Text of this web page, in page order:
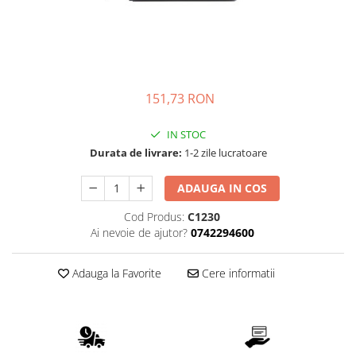
Stabilizatoare tensiune
Piese schimb espressoare
Accesorii si intretinere
Curatare
151,73 RON
IN STOC
Durata de livrare: 1-2 zile lucratoare
ADAUGA IN COS
Cod Produs: C1230
Ai nevoie de ajutor? 0742294600
Adauga la Favorite Cere informatii